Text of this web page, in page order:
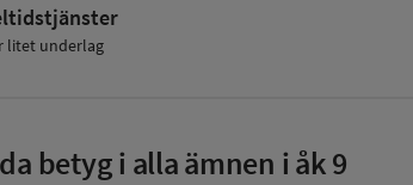
litet underlag
betyg i alla ämnen i åk 9